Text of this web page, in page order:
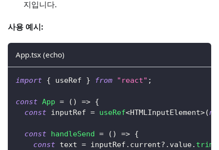
지입니다.
사용 예시:
App.tsx (echo)
import { useRef } from "react" ;
const App = ( ) => {
const inputRef = useRef<HTMLInputElement>(
const handleSend = ( ) => {
const text = inputRef . current?. value. trim